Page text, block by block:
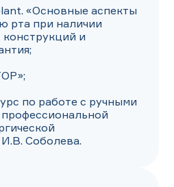
«Основные аспекты
рта при наличии
и
по работе с ручными
Соболева.